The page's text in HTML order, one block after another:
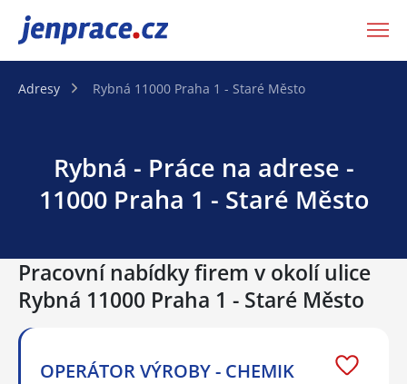
JenPráce.cz
Adresy Rybná 11000 Praha 1 - Staré Město
Rybná - Práce na adrese -
11000 Praha 1 - Staré Město
Pracovní nabídky firem v okolí ulice
Rybná 11000 Praha 1 - Staré Město
OPERÁTOR VÝROBY - CHEMIK